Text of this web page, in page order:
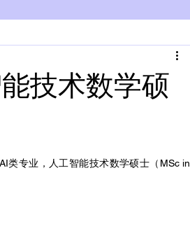
技术数学硕
类专业，人工智能技术数学硕士（MSc in